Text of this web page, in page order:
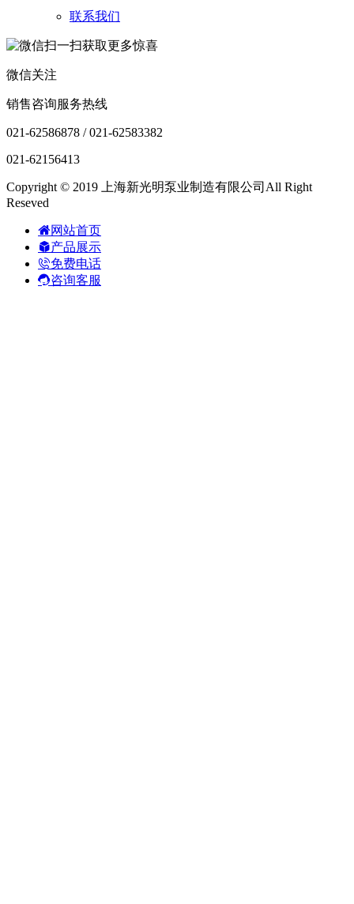
联系我们
微信关注
销售咨询服务热线
021-62586878 / 021-62583382
021-62156413
Copyright © 2019 上海新光明泵业制造有限公司All Right
Reseved
网站首页
产品展示
免费电话
咨询客服